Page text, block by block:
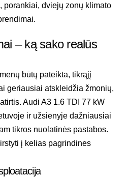
porankiai, dviejų zonų klimato
– ką sako realūs
būtų pateikta, tikrąjį
geriausiai atskleidžia žmonių,
Audi A3 1.6 TDI 77 kW
ir užsienyje dažniausiai
tikros nuolatinės pastabos.
į kelias pagrindines